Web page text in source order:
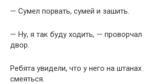
— Сумел порвать, сумей и зашить.
— Ну, я так буду ходить, —
двор.
Ребята увидели, что у него на
смеяться.